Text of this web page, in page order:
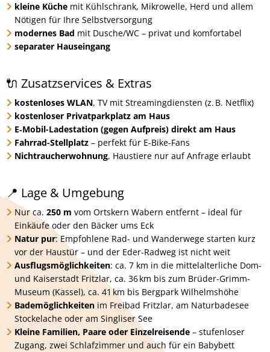
kleine Küchemit Kühlschrank, Mikrowelle, Herd und allem
Nötigen für Ihre Selbstversorgung
modernes Bad mit Dusche/WC – privat und komfortabel
separater Hauseingang
🔌 Zusatzservices & Extras
kostenloses WLAN, TV mit Streamingdiensten (z. B. Netflix)
kostenloser Privatparkplatz am Haus
E‑Mobil-Ladestation (gegen Aufpreis) direkt am Haus
Fahrrad-Stellplatz– perfekt für E-Bike-Fans
Nichtraucherwohnung, Haustiere nur auf Anfrage erlaubt
📍 Lage & Umgebung
Nur ca. 250 m vom Ortskern Wabern entfernt – ideal für
Einkäufe oder den Bäcker ums Eck
Natur pur: Empfohlene Rad‑ und Wanderwege starten kurz
vor der Haustür – und der Eder‑Radweg ist nicht weit
Ausflugsmöglichkeiten: ca. 7 km in die mittelalterliche Dom-
und Kaiserstadt Fritzlar, ca. 36 km bis zum Brüder-Grimm-
Museum (Kassel), ca. 41 km bis Bergpark Wilhelmshöhe
Bademöglichkeiten im Freibad Fritzlar, am Naturbadesee
Stockelache oder am Singliser See
Kleine Familien, Paare oder Einzelreisende– stufenloser
Zugang, zwei Schlafzimmer und auch für ein Babybett